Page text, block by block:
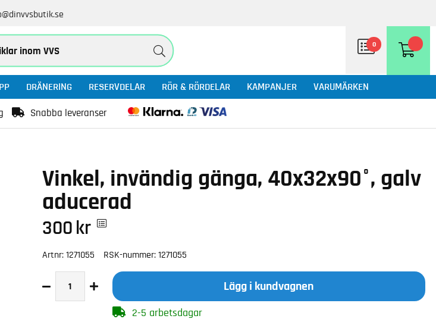
0
DRÄNERING RESERVDELAR RÖR & RÖRDELAR KAMPANJER VARUMÄRKEN
Snabba leveranser
Vinkel, invändig gänga, 40x32x90°, galv
aducerad
300 kr
Artnr: 1271055 RSK-nummer: 1271055
Lägg i kundvagnen
2-5 arbetsdagar